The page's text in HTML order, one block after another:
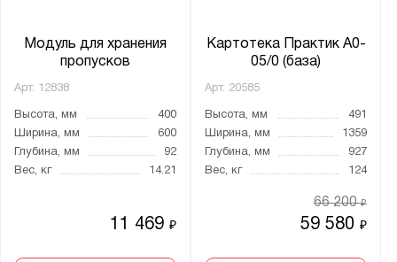
Модуль для хранения
пропусков
Арт. 12838
Высота, мм
400
Ширина, мм
600
Глубина, мм
92
Вес, кг
14.21
11 469₽
Картотека Практик A0-
05/0 (база)
Арт. 20585
Высота, мм
491
Ширина, мм
1359
Глубина, мм
927
Вес, кг
124
59 580₽
66 200₽